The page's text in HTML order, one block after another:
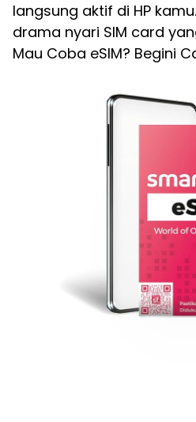
langsung aktif di HP
drama nyari SIM card
Mau Coba eSIM? Begini